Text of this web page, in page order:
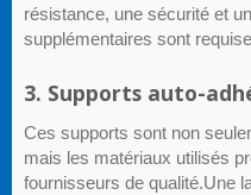
résistance, une sécurité et
supplémentaires sont
3. Supports auto-
Ces supports sont non
mais les matériaux utilisés
fournisseurs de qualité.Une